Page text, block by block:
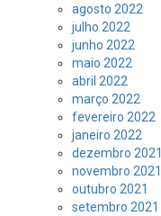
agosto 2022
julho 2022
junho 2022
maio 2022
abril 2022
março 2022
fevereiro 2022
janeiro 2022
dezembro 2021
novembro 2021
outubro 2021
setembro 2021